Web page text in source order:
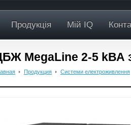
Продукція Мій IQ
MegaLine 2-5 kВА
Продукция Системи електроживлення